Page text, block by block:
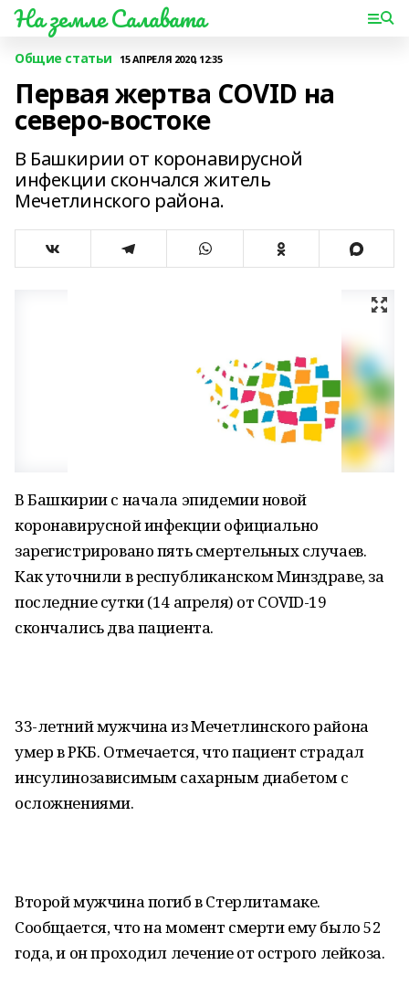
На земле Салавата
Общие статьи 15 АПРЕЛЯ 2020, 12:35
Первая жертва COVID на
северо-востоке
В Башкирии от коронавирусной
инфекции скончался житель
Мечетлинского района.
В Башкирии с начала эпидемии новой
коронавирусной инфекции официально
зарегистрировано пять смертельных случаев.
Как уточнили в республиканском Минздраве, за
последние сутки (14 апреля) от COVID-19
скончались два пациента.
33-летний мужчина из Мечетлинского района
умер в РКБ. Отмечается, что пациент страдал
инсулинозависимым сахарным диабетом с
осложнениями.
Второй мужчина погиб в Стерлитамаке.
Сообщается, что на момент смерти ему было 52
года, и он проходил лечение от острого лейкоза.